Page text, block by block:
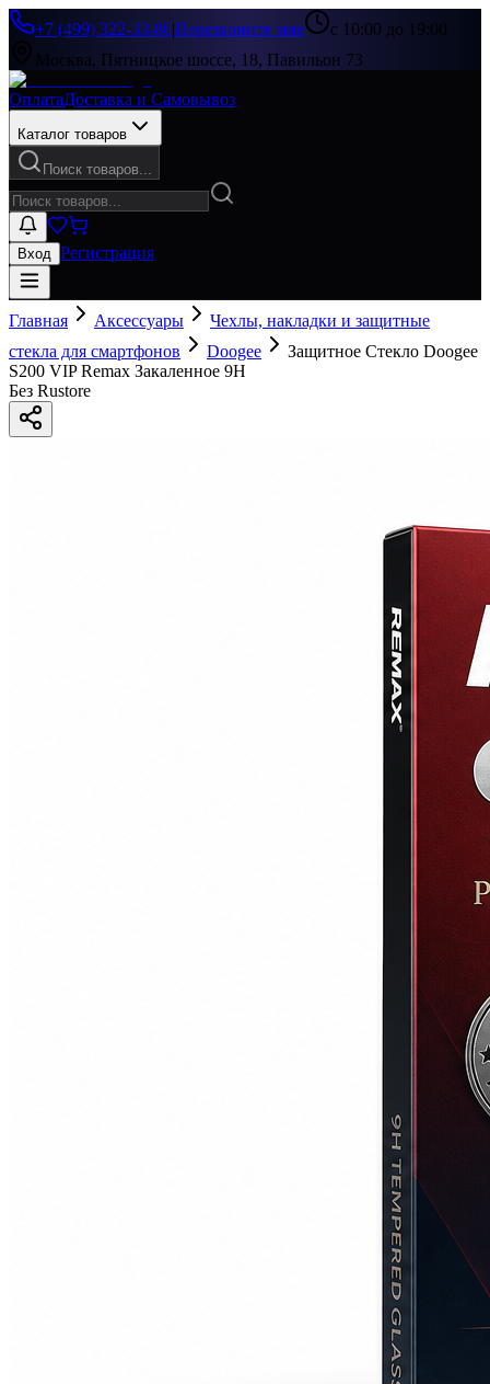
+7 (499) 322-33-86|Перезвоните мне
с 10:00 до 19:00
Москва, Пятницкое шоссе, 18, Павильон 73
ОплатаДоставка и Самовывоз
Каталог товаров
Поиск товаров...
Вход Регистрация
Главная Аксессуары
Чехлы, накладки и защитные
стекла для смартфонов
Doogee
Защитное Стекло Doogee
S200 VIP Remax Закаленное 9H
Без Rustore